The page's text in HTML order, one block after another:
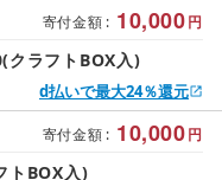
寄付金額 : 10,000円
クラフトBOX入)
d払いで最大24％還元
寄付金額 : 10,000円
トBOX入)